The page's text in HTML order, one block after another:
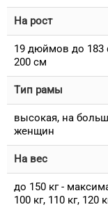
На рост
19 дюймов до 183
200 см
Тип рамы
высокая, на
женщин
На вес
до 150 кг -
100 кг, 110 кг, 120